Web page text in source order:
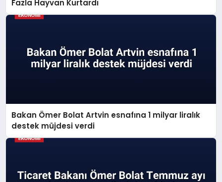
Fazla Hayvan Kurtardı
Bakan Ömer Bolat Artvin esnafına 1 milyar liralık
destek müjdesi verdi